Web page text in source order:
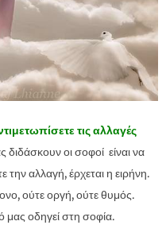
τις αλλαγές
οι σοφοί είναι να
αλλαγή, έρχεται η ειρήνη.
ούτε οργή, ούτε θυμός.
οδηγεί στη σοφία.